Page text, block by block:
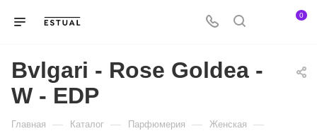
0
Bvlgari - Rose Goldea -
W - EDP
Главная — Каталог — Парфюмерия — Женская —